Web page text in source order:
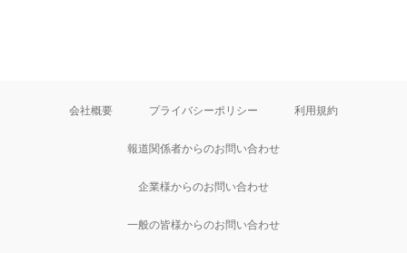
会社概要 プライバシーポリシー 利用規約
報道関係者からのお問い合わせ
企業様からのお問い合わせ
一般の皆様からのお問い合わせ